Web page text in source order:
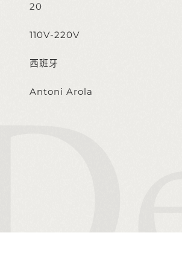
20
110V-220V
西班牙
Antoni Arola